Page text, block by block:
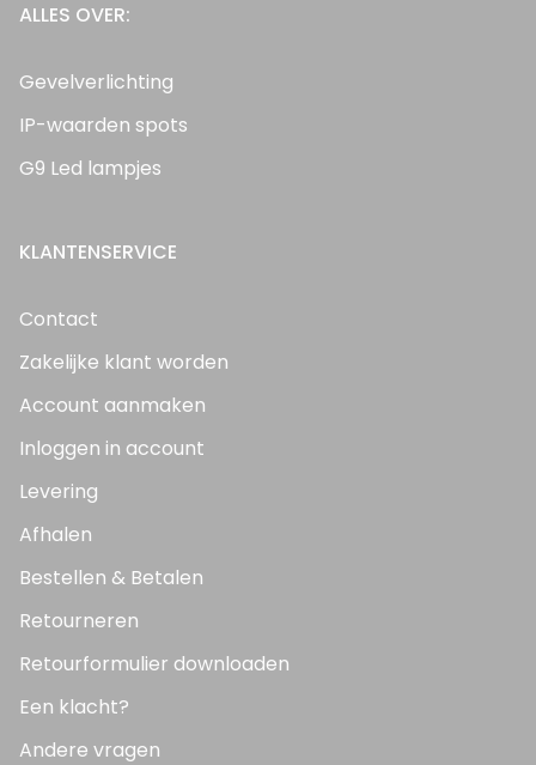
ALLES OVER:
Gevelverlichting
IP-waarden spots
G9 Led lampjes
KLANTENSERVICE
Contact
Zakelijke klant worden
Account aanmaken
Inloggen in account
Levering
Afhalen
Bestellen & Betalen
Retourneren
Retourformulier downloaden
Een klacht?
Andere vragen